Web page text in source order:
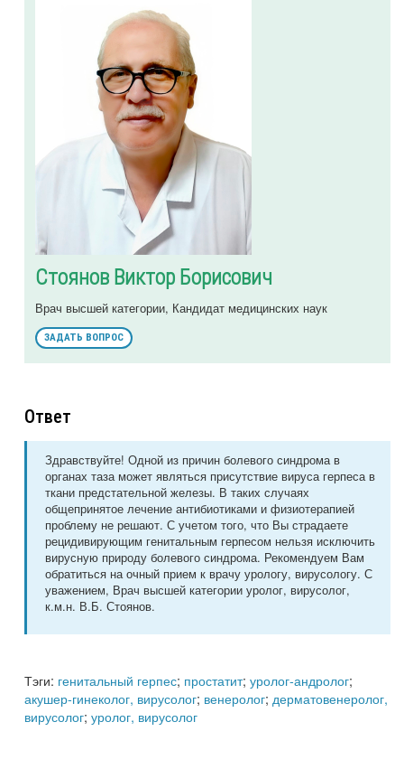
Стоянов Виктор Борисович
Врач высшей категории, Кандидат медицинских наук
ЗАДАТЬ ВОПРОС
Ответ
Здравствуйте! Одной из причин болевого синдрома в
органах таза может являться присутствие вируса герпеса в
ткани предстательной железы. В таких случаях
общепринятое лечение антибиотиками и физиотерапией
проблему не решают. С учетом того, что Вы страдаете
рецидивирующим генитальным герпесом нельзя исключить
вирусную природу болевого синдрома. Рекомендуем Вам
обратиться на очный прием к врачу урологу, вирусологу. С
уважением, Врач высшей категории уролог, вирусолог,
к.м.н. В.Б. Стоянов.
Тэги: генитальный герпес; простатит; уролог-андролог;
акушер-гинеколог, вирусолог; венеролог; дерматовенеролог,
вирусолог; уролог, вирусолог